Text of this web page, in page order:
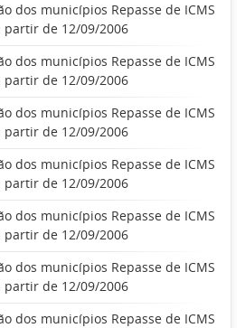
dos municípios Repasse de ICMS
partir de 12/09/2006
dos municípios Repasse de ICMS
partir de 12/09/2006
dos municípios Repasse de ICMS
partir de 12/09/2006
dos municípios Repasse de ICMS
partir de 12/09/2006
dos municípios Repasse de ICMS
partir de 12/09/2006
dos municípios Repasse de ICMS
partir de 12/09/2006
dos municípios Repasse de ICMS